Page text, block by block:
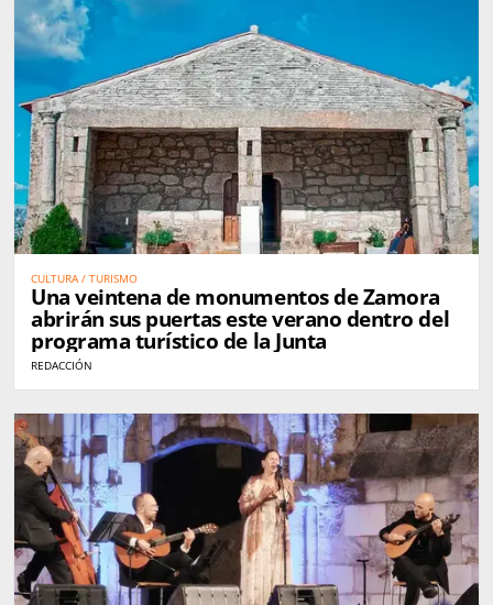
CULTURA / TURISMO
Una veintena de monumentos de Zamora
abrirán sus puertas este verano dentro del
programa turístico de la Junta
REDACCIÓN